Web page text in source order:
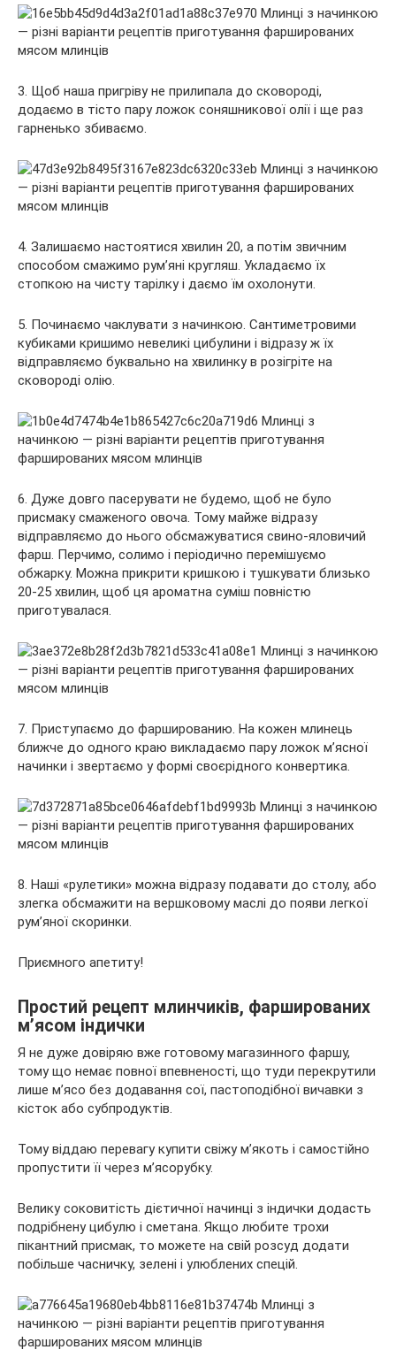
3. Щоб наша пригріву не прилипала до сковороді,
додаємо в тісто пару ложок соняшникової олії і ще раз
гарненько збиваємо.
4. Залишаємо настоятися хвилин 20, а потім звичним
способом смажимо рум’яні кругляш. Укладаємо їх
стопкою на чисту тарілку і даємо їм охолонути.
5. Починаємо чаклувати з начинкою. Сантиметровими
кубиками кришимо невеликі цибулини і відразу ж їх
відправляємо буквально на хвилинку в розігріте на
сковороді олію.
6. Дуже довго пасерувати не будемо, щоб не було
присмаку смаженого овоча. Тому майже відразу
відправляємо до нього обсмажуватися свино-яловичий
фарш. Перчимо, солимо і періодично перемішуємо
обжарку. Можна прикрити кришкою і тушкувати близько
20-25 хвилин, щоб ця ароматна суміш повністю
приготувалася.
7. Приступаємо до фаршированию. На кожен млинець
ближче до одного краю викладаємо пару ложок м’ясної
начинки і звертаємо у формі своєрідного конвертика.
8. Наші «рулетики» можна відразу подавати до столу, або
злегка обсмажити на вершковому маслі до появи легкої
рум’яної скоринки.
Приємного апетиту!
Простий рецепт млинчиків, фаршированих
м’ясом індички
Я не дуже довіряю вже готовому магазинного фаршу,
тому що немає повної впевненості, що туди перекрутили
лише м’ясо без додавання сої, пастоподібної вичавки з
кісток або субпродуктів.
Тому віддаю перевагу купити свіжу м’якоть і самостійно
пропустити її через м’ясорубку.
Велику соковитість дієтичної начинці з індички додасть
подрібнену цибулю і сметана. Якщо любите трохи
пікантний присмак, то можете на свій розсуд додати
побільше часничку, зелені і улюблених спецій.